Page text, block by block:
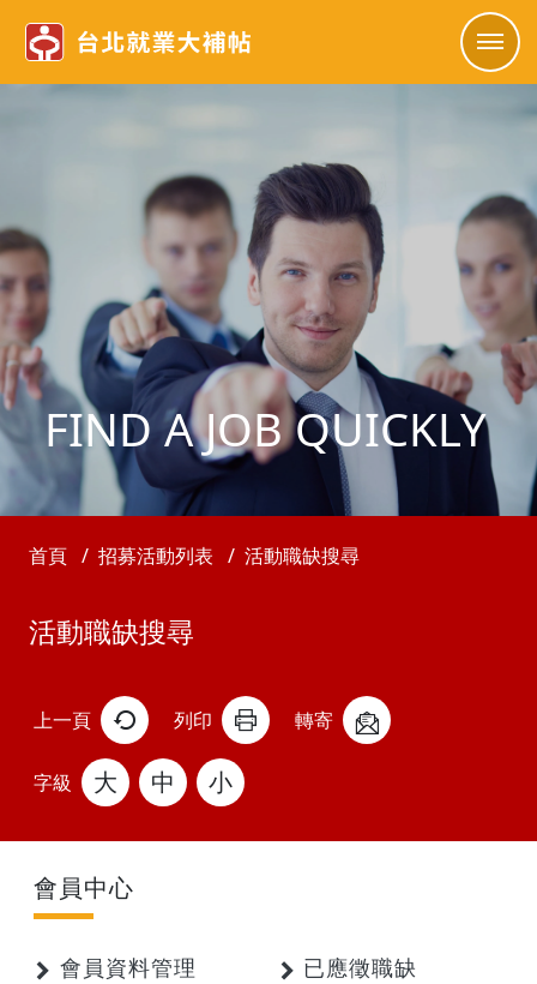
FIND A JOB QUICKLY
首頁 招募活動列表 活動職缺搜尋
活動職缺搜尋
上一頁
字級 大 中 小
列印 轉寄
會員中心
會員資料管理 已應徵職缺